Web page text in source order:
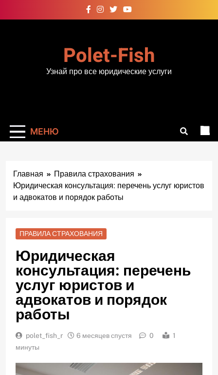
к
Polet-Fish
Узнай про все юридические услуги
МЕНЮ
Главная
Правила страхования
Юридическая консультация: перечень услуг юристов
и адвокатов и порядок работы
ПРАВИЛА СТРАХОВАНИЯ
Юридическая
консультация: перечень
услуг юристов и
адвокатов и порядок
работы
polet_fish_r 6 месяцев спустя 0
1
минуты